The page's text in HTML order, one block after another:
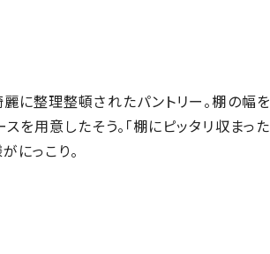
に整理整頓されたパントリー。棚の幅を
を用意したそう。「棚にピッタリ収まった
にっこり。